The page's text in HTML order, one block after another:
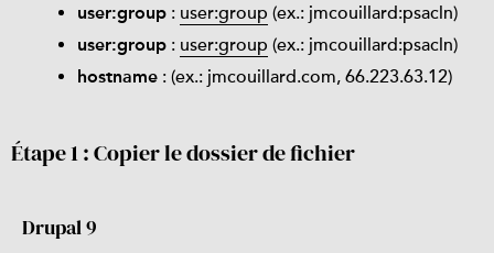
user:group : user:group (ex.: jmcouillard:psacln)
user:group : user:group (ex.: jmcouillard:psacln)
hostname : (ex.: jmcouillard.com, 66.223.63.12)
Étape 1 : Copier le dossier de fichier
Drupal 9